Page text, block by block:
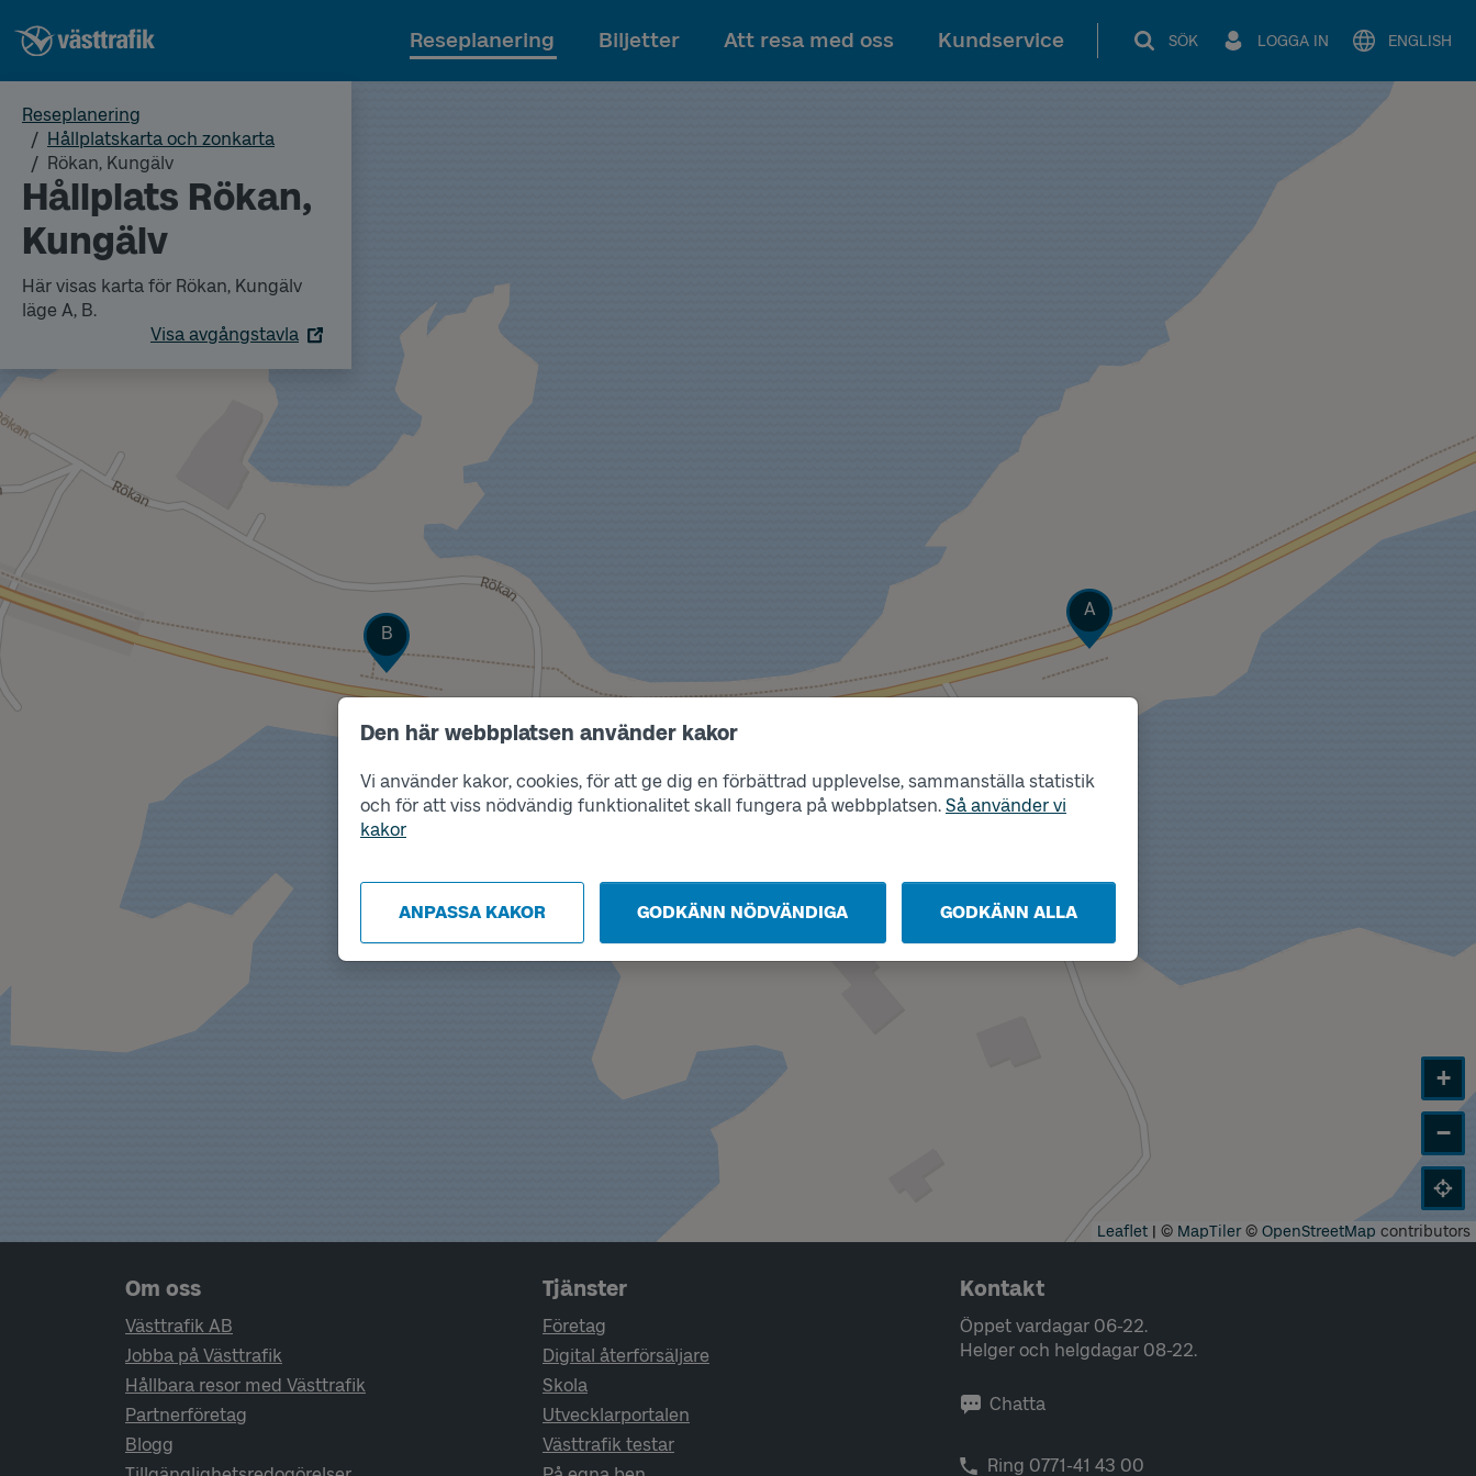
Den här webbplatsen använder kakor
Vi använder kakor, cookies, för att ge dig en förbättrad upplevelse, sammanställa statistik
och för att viss nödvändig funktionalitet skall fungera på webbplatsen. Så använder vi
kakor
ANPASSA KAKOR GODKÄNN NÖDVÄNDIGA GODKÄNN ALLA
Till innehållet
Reseplanering Biljetter Att resa med oss Kundservice SÖK LOGGA IN ENGLISH
Reseplanering
Hållplatskarta och zonkarta
Rökan, Kungälv
Hållplats Rökan,
Kungälv
Här visas karta för Rökan, Kungälv
läge A, B.
Visa avgångstavla
Läge
A
Läge
B
+
−
Leaflet | © MapTiler© OpenStreetMap contributors
Sidfotsnavigering
Om oss
Västtrafik AB
Jobba på Västtrafik
Hållbara resor med Västtrafik
Partnerföretag
Blogg
Tjänster
Företag
Digital återförsäljare
Skola
Utvecklarportalen
Västtrafik testar
Kontakt
Öppet vardagar 06-22.
Helger och helgdagar 08-22.
Chatta
Ring 0771-41 43 00